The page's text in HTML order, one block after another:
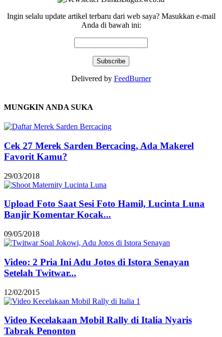
Ingin selalu update artikel terbaru dari web saya? Masukkan e-mail
Anda di bawah ini:
Delivered by FeedBurner
MUNGKIN ANDA SUKA
Cek 27 Merek Sarden Bercacing, Ada Makerel
Favorit Kamu?
29/03/2018
Upload Foto Saat Sesi Foto Hamil, Lucinta Luna
Banjir Komentar Kocak...
09/05/2018
Video: 2 Pria Ini Adu Jotos di Istora Senayan
Setelah Twitwar...
12/02/2015
Video Kecelakaan Mobil Rally di Italia Nyaris
Tabrak Penonton